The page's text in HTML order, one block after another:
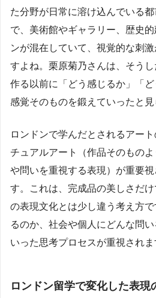
た分野が日常に溶け込んでいる
で、美術館やギャラリー、歴史
ンが混在していて、視覚的な刺
すよね。栗原菊乃さんは、そう
作る以前に「どう感じるか」「
感覚そのものを鍛えていったと見
ロンドンで学んだとされるアー
チュアルアート（作品そのもの
や問いを重視する表現）が重要
す。これは、完成品の美しさだ
の表現文化とは少し違う考え方
るのか、社会や個人にどんな問
いった思考プロセスが重視されま
ロンドン留学で変化した表現